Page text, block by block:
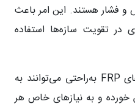
و فشار هستند. این امر باعث
در تقویت سازه‌ها استفاده
مش‌های FRP به‌راحتی می‌توانند به
خورده و به نیازهای خاص هر